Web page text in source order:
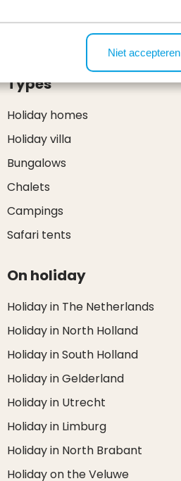
Niet accepteren
Types
Holiday homes
Holiday villa
Bungalows
Chalets
Campings
Safari tents
On holiday
Holiday in The Netherlands
Holiday in North Holland
Holiday in South Holland
Holiday in Gelderland
Holiday in Utrecht
Holiday in Limburg
Holiday in North Brabant
Holiday on the Veluwe